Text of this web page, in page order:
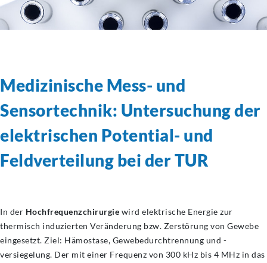
Medizinische Mess- und
Sensortechnik: Untersuchung der
elektrischen Potential- und
Feldverteilung bei der TUR
In der Hochfrequenzchirurgie wird elektrische Energie zur
thermisch induzierten Veränderung bzw. Zerstörung von Gewebe
eingesetzt. Ziel: Hämostase, Gewebedurchtrennung und -
versiegelung. Der mit einer Frequenz von 300 kHz bis 4 MHz in das